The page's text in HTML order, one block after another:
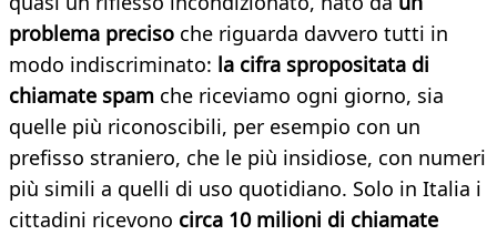
problema preciso che riguarda davvero tutti in
modo indiscriminato: la cifra spropositata di
chiamate spam che riceviamo ogni giorno, sia
quelle più riconoscibili, per esempio con un
prefisso straniero, che le più insidiose, con numeri
più simili a quelli di uso quotidiano. Solo in Italia i
cittadini ricevono circa 10 milioni di chiamate